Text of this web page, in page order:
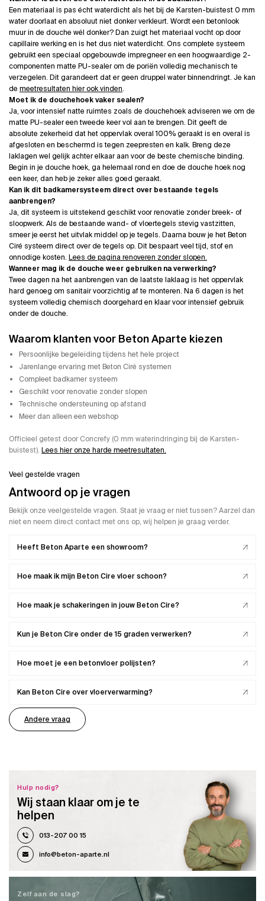
Een materiaal is pas écht waterdicht als het bij de Karsten-buistest 0 mm
water doorlaat en absoluut niet donker verkleurt. Wordt een betonlook
muur in de douche wél donker? Dan zuigt het materiaal vocht op door
capillaire werking en is het dus niet waterdicht. Ons complete systeem
gebruikt een speciaal opgebouwde impregneer en een hoogwaardige 2-
componenten matte PU-sealer om de poriën volledig mechanisch te
verzegelen. Dit garandeert dat er geen druppel water binnendringt. Je kan
de meetresultaten hier ook vinden.
Moet ik de douchehoek vaker sealen?
Ja, voor intensief natte ruimtes zoals de douchehoek adviseren we om de
matte PU-sealer een tweede keer vol aan te brengen. Dit geeft de
absolute zekerheid dat het oppervlak overal 100% geraakt is en overal is
afgesloten en beschermd is tegen zeepresten en kalk. Breng deze
laklagen wel gelijk achter elkaar aan voor de beste chemische binding.
Begin in je douche hoek, ga helemaal rond en doe de douche hoek nog
een keer, dan heb je zeker alles goed geraakt.
Kan ik dit badkamersysteem direct over bestaande tegels
aanbrengen?
Ja, dit systeem is uitstekend geschikt voor renovatie zonder breek- of
sloopwerk. Als de bestaande wand- of vloertegels stevig vastzitten,
smeer je eerst het uitvlak middel op je tegels. Daarna bouw je het Beton
Ciré systeem direct over de tegels op. Dit bespaart veel tijd, stof en
onnodige kosten. Lees de pagina renoveren zonder slopen.
Wanneer mag ik de douche weer gebruiken na verwerking?
Twee dagen na het aanbrengen van de laatste laklaag is het oppervlak
hard genoeg om sanitair voorzichtig af te monteren. Na 6 dagen is het
systeem volledig chemisch doorgehard en klaar voor intensief gebruik
onder de douche.
Waarom klanten voor Beton Aparte kiezen
Persoonlijke begeleiding tijdens het hele project
Jarenlange ervaring met Beton Ciré systemen
Compleet badkamer systeem
Geschikt voor renovatie zonder slopen
Technische ondersteuning op afstand
Meer dan alleen een webshop
Officieel getest door Concrefy (0 mm waterindringing bij de Karsten-
buistest). Lees hier onze harde meetresultaten.
Veel gestelde vragen
Antwoord op je vragen
Bekijk onze veelgestelde vragen. Staat je vraag er niet tussen? Aarzel dan
niet en neem direct contact met ons op, wij helpen je graag verder.
Heeft Beton Aparte een showroom?
Hoe maak ik mijn Beton Cire vloer schoon?
Hoe maak je schakeringen in jouw Beton Cire?
Kun je Beton Cire onder de 15 graden verwerken?
Hoe moet je een betonvloer polijsten?
Kan Beton Cire over vloerverwarming?
Andere vraag
Hulp nodig?
Wij staan klaar om je te
helpen
013-207 00 15
info@beton-aparte.nl
Zelf aan de slag?